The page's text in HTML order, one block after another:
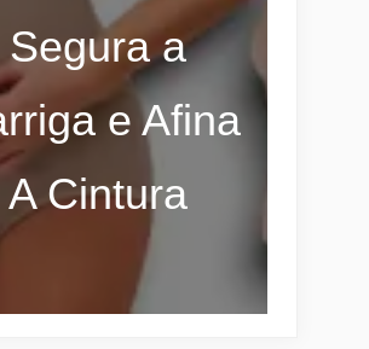
Segura a
e Afina
A Cintura